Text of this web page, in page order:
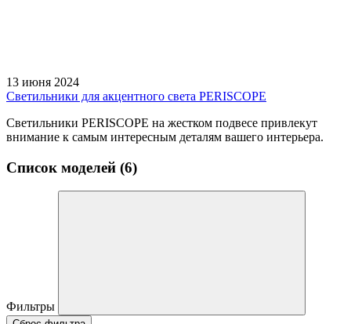
13 июня 2024
Светильники для акцентного света PERISCOPE
Светильники PERISCOPE на жестком подвесе привлекут
внимание к самым интересным деталям вашего интерьера.
Список моделей (6)
Фильтры